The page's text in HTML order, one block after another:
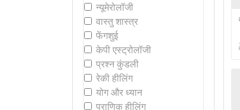
न्यूमेरोलॉजी
वास्तु शास्त्र
फेंगशुई
केपी एस्ट्रोलॉजी
प्रश्न कुंडली
रेकी हीलिंग
योग और ध्यान
प्राणिक हीलिंग